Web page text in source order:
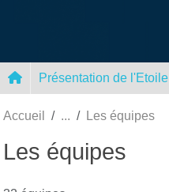
Présentation de l'Etoile
Accueil Les équipes
Les équipes